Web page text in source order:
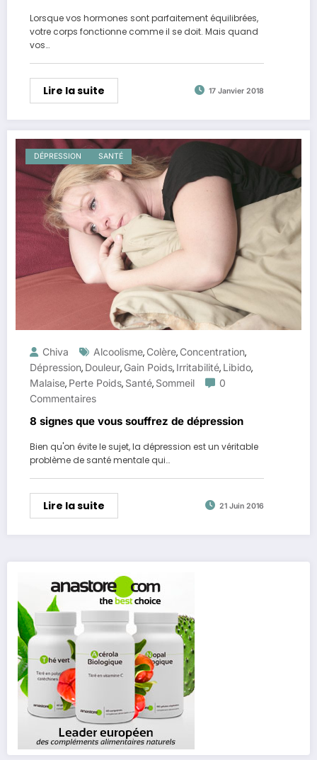
Lorsque vos hormones sont parfaitement équilibrées,
votre corps fonctionne comme il se doit. Mais quand
vos…
Lire la suite 17 Janvier 2018
DÉPRESSION SANTÉ
Chiva Alcoolisme, Colère, Concentration,
Dépression, Douleur, Gain Poids, Irritabilité, Libido,
Malaise, Perte Poids, Santé, Sommeil
0
Commentaires
8 signes que vous souffrez de dépression
Bien qu'on évite le sujet, la dépression est un véritable
problème de santé mentale qui…
Lire la suite 21 Juin 2016